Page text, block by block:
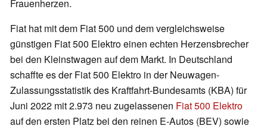
Frauenherzen.
Fiat hat mit dem Fiat 500 und dem vergleichsweise
günstigen Fiat 500 Elektro einen echten Herzensbrecher
bei den Kleinstwagen auf dem Markt. In Deutschland
schaffte es der Fiat 500 Elektro in der Neuwagen-
Zulassungsstatistik des Kraftfahrt-Bundesamts (KBA) für
Juni 2022 mit 2.973 neu zugelassenen Fiat 500 Elektro
auf den ersten Platz bei den reinen E-Autos (BEV) sowie